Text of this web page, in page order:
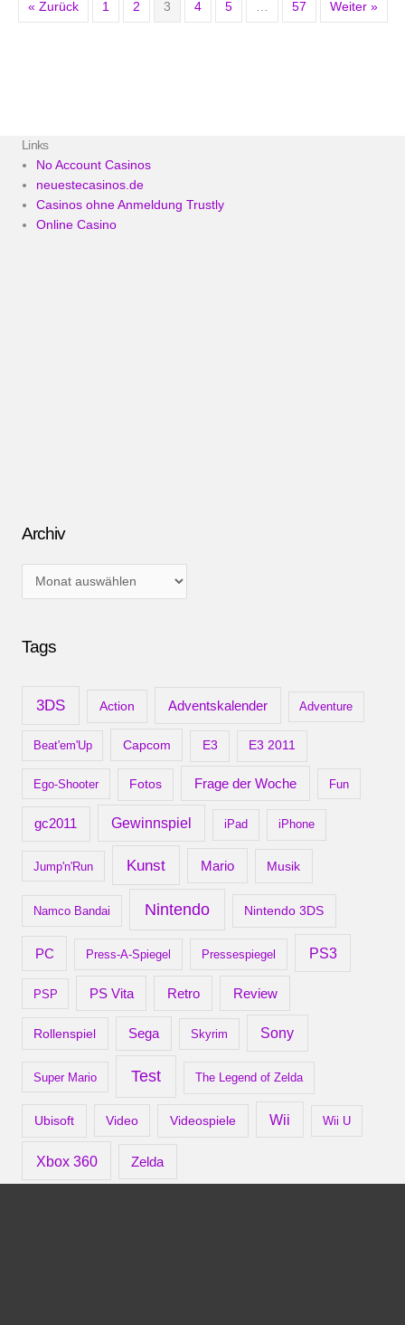
« Zurück 1 2 3 4 5 57 Weiter »
Links
No Account Casinos
neuestecasinos.de
Casinos ohne Anmeldung Trustly
Online Casino
Archiv
Tags
3DS Action Adventskalender Adventure
Beat'em'Up Capcom E3 E3 2011
Ego-Shooter Fotos Frage der Woche Fun
gc2011 Gewinnspiel iPad iPhone
Jump'n'Run Kunst Mario Musik
Namco Bandai Nintendo Nintendo 3DS
PC Press-A-Spiegel Pressespiegel PS3
PSP PS Vita Retro Review
Rollenspiel Sega Skyrim Sony
Super Mario Test The Legend of Zelda
Ubisoft Video Videospiele Wii Wii U
Xbox 360 Zelda